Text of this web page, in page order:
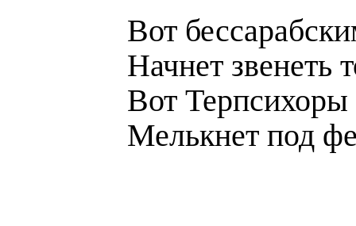
Вот
Начнет звенеть
Вот Терпсихоры
Мелькнет под